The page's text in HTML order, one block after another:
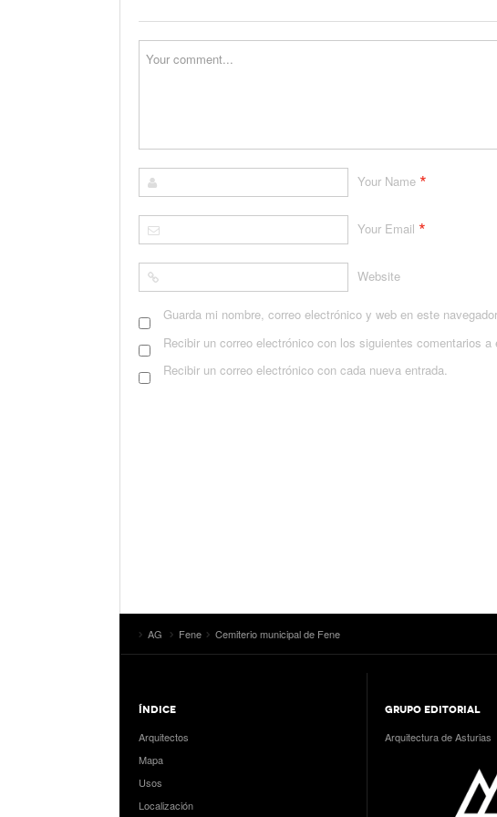
Your Name *
Your Email *
Website
Guarda mi nombre, correo electrónico y web en este
Recibir un correo electrónico con los siguientes comentarios a
Recibir un correo electrónico con cada nueva entrada.
AG Fene Cemiterio municipal de Fene
ÍNDICE
Arquitectos
Mapa
Usos
Localización
GRUPO EDITORIAL
Arquitectura de Asturias